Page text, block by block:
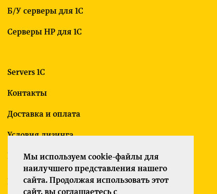
Б/У серверы для 1С
Серверы HP для 1С
Servers 1C
Контакты
Доставка и оплата
Условия лизинга
Гарантия
Политика конфиденциальности
Мы используем cookie-файлы для
наилучшего представления нашего
сайта. Продолжая использовать этот
сайт, вы соглашаетесь с